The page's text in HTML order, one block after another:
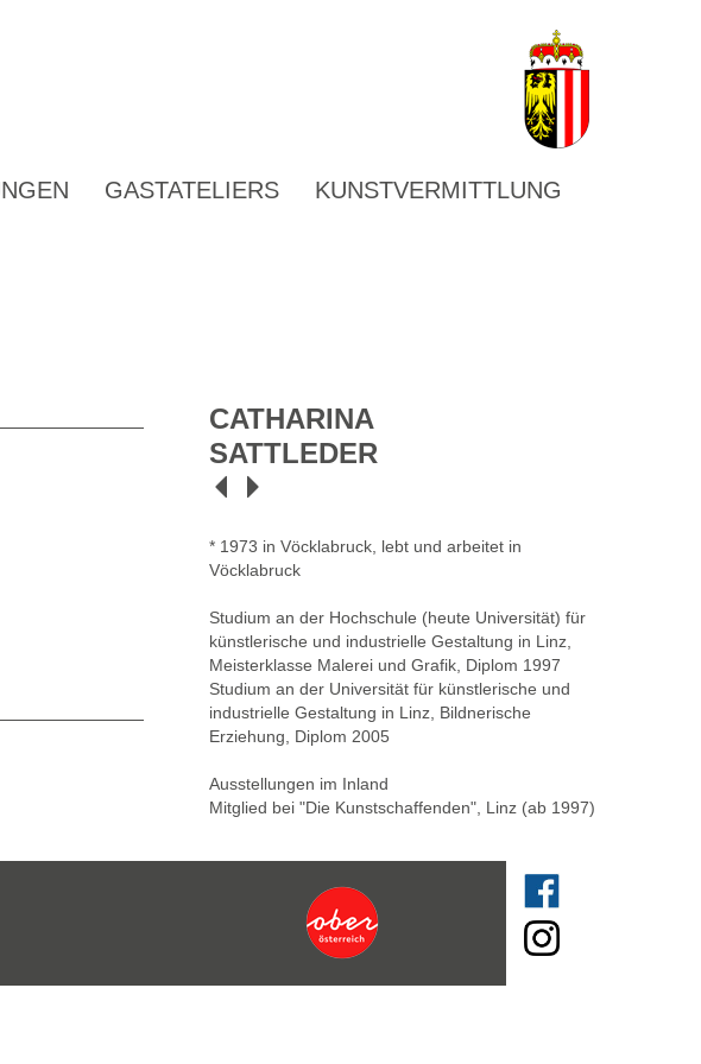
GASTATELIERS KUNSTVERMITTLUNG
CATHARINA
SATTLEDER
* 1973 in Vöcklabruck, lebt und arbeitet in
Vöcklabruck
Studium an der Hochschule (heute Universität) für
künstlerische und industrielle Gestaltung in Linz,
Meisterklasse Malerei und Grafik, Diplom 1997
Studium an der Universität für künstlerische und
industrielle Gestaltung in Linz, Bildnerische
Erziehung, Diplom 2005
Ausstellungen im Inland
Mitglied bei "Die Kunstschaffenden", Linz (ab 1997)